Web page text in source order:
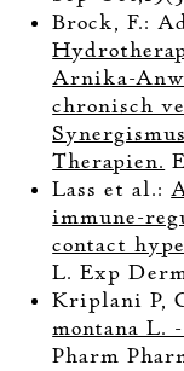
Brock, F.:
Arnika-
chronisch
Therapien.
Lass et al.:
immune-
contact
L. Exp
Kriplani P,
montana L.
Pharm